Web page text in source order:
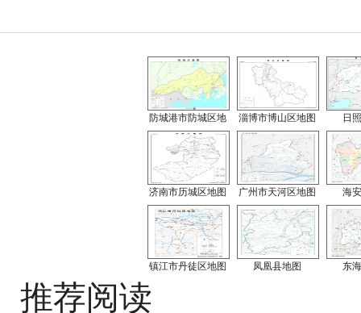
防城港市防城区地 淄博市博山区地图 日
济南市历城区地图 广州市天河区地图 海
镇江市丹徒区地图 凤凰县地图 东
推荐阅读